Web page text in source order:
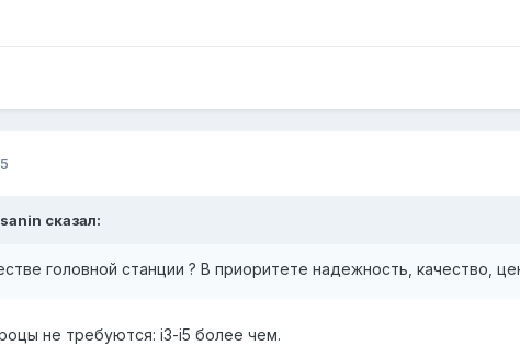
сказал:
головной станции ? В приоритете надежность, качество,
не требуются: i3-i5 более чем.